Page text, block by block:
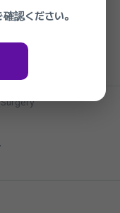
セルフ) 600ショ
認ください。